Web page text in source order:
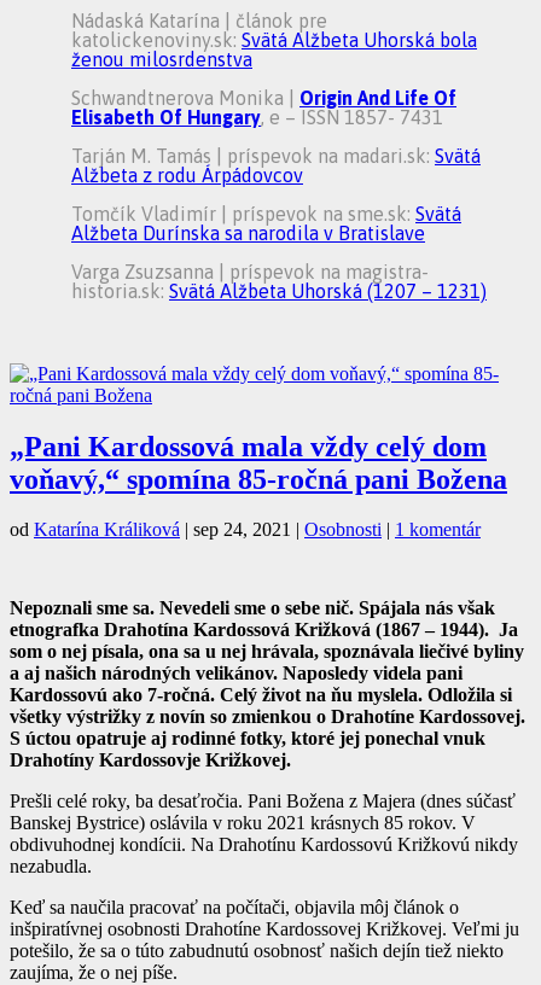
Nádaská Katarína | článok pre
katolickenoviny.sk: Svätá Alžbeta Uhorská bola
ženou milosrdenstva
Schwandtnerova Monika | Origin And Life Of
Elisabeth Of Hungary, e – ISSN 1857- 7431
Tarján M. Tamás | príspevok na madari.sk: Svätá
Alžbeta z rodu Árpádovcov
Tomčík Vladimír | príspevok na sme.sk: Svätá
Alžbeta Durínska sa narodila v Bratislave
Varga Zsuzsanna | príspevok na magistra-
historia.sk: Svätá Alžbeta Uhorská (1207 – 1231)
„Pani Kardossová mala vždy celý dom
voňavý,“ spomína 85-ročná pani Božena
od Katarína Králiková sep 24, 2021 Osobnosti 1 komentár
Nepoznali sme sa. Nevedeli sme o sebe nič. Spájala nás však
etnografka Drahotína Kardossová Križková (1867 – 1944). Ja
som o nej písala, ona sa u nej hrávala, spoznávala liečivé byliny
a aj našich národných velikánov. Naposledy videla pani
Kardossovú ako 7-ročná. Celý život na ňu myslela. Odložila si
všetky výstrižky z novín so zmienkou o Drahotíne Kardossovej.
S úctou opatruje aj rodinné fotky, ktoré jej ponechal vnuk
Drahotíny Kardossovje Križkovej.
Prešli celé roky, ba desaťročia. Pani Božena z Majera (dnes súčasť
Banskej Bystrice) oslávila v roku 2021 krásnych 85 rokov. V
obdivuhodnej kondícii. Na Drahotínu Kardossovú Križkovú nikdy
nezabudla.
Keď sa naučila pracovať na počítači, objavila môj článok o
inšpiratívnej osobnosti Drahotíne Kardossovej Križkovej. Veľmi ju
potešilo, že sa o túto zabudnutú osobnosť našich dejín tiež niekto
zaujíma, že o nej píše.